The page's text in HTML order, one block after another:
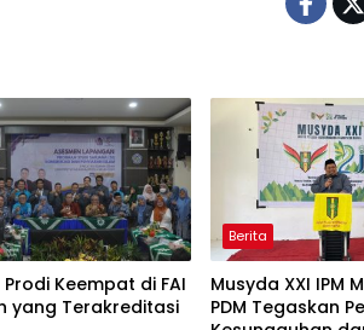
Prodi Keempat di FAI
yang Terakreditasi
Berita
Musyda XXI IPM
PDM Tegaskan